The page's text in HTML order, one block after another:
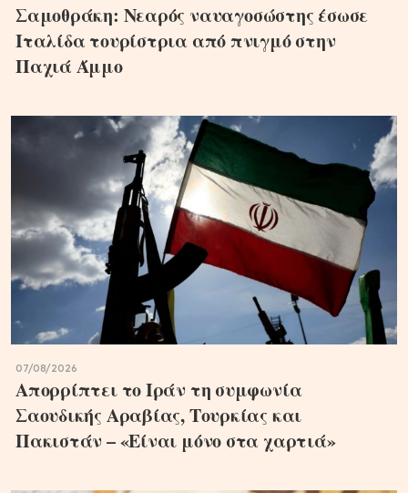
Σαμοθράκη: Νεαρός ναυαγοσώστης έσωσε
Ιταλίδα τουρίστρια από πνιγμό στην
Παχιά Άμμο
07/08/2026
Απορρίπτει το Ιράν τη συμφωνία
Σαουδικής Αραβίας, Τουρκίας και
Πακιστάν – «Είναι μόνο στα χαρτιά»